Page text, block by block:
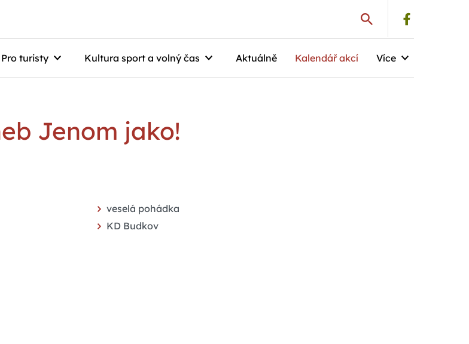
Pro turisty Kultura sport a volný čas Aktuálně Kalendář akcí Více
Jenom jako!
veselá pohádka
KD Budkov